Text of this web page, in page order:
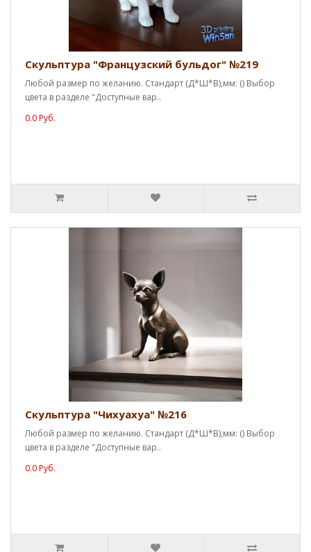
Скульптура "Французский бульдог" №219
Любой размер по желанию. Стандарт (Д*Ш*В),мм: () Выбор
цвета в разделе "Доступные вар..
0.0 Руб.
Скульптура "Чихуахуа" №216
Любой размер по желанию. Стандарт (Д*Ш*В),мм: () Выбор
цвета в разделе "Доступные вар..
0.0 Руб.